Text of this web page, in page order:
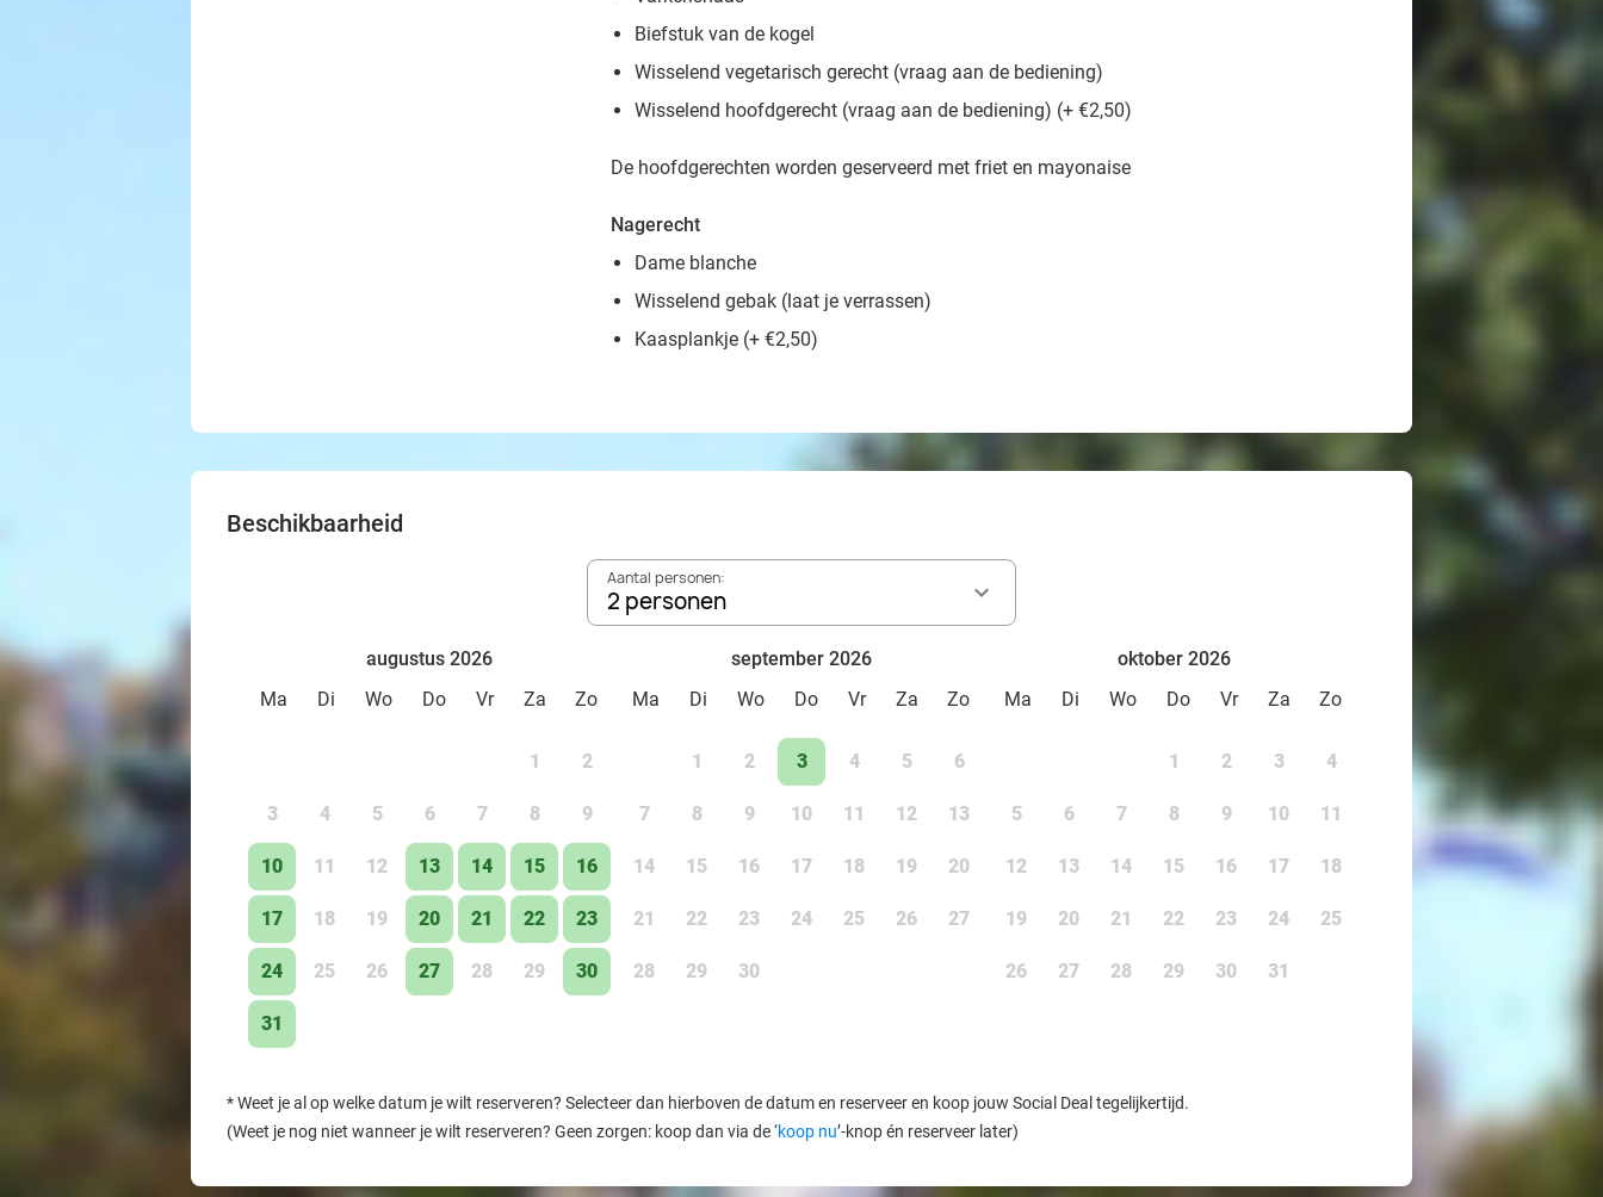
Biefstuk van de kogel
Wisselend vegetarisch gerecht (vraag aan de bediening)
Wisselend hoofdgerecht (vraag aan de bediening) (+ €2,50)
De hoofdgerechten worden geserveerd met friet en mayonaise
Nagerecht
Dame blanche
Wisselend gebak (laat je verrassen)
Kaasplankje (+ €2,50)
Beschikbaarheid
Aantal personen:
2 personen
augustus 2026
Ma
Di Wo Do Vr Za Zo
1 2
3 4 5 6 7 8 9
10 11 12 13 14 15 16
17 18 19 20 21 22 23
24 25 26 27 28 29 30
31
september 2026
Ma
Di Wo Do Vr Za Zo
1 2 3 4 5 6
7 8 9 10 11 12 13
14 15 16 17 18 19 20
21 22 23 24 25 26 27
28 29 30
oktober 2026
Ma
Di Wo Do Vr Za Zo
1 2 3 4
5 6 7 8 9 10 11
12 13 14 15 16 17 18
19 20 21 22 23 24 25
26 27 28 29 30 31
*Weet je al op welke datum je wilt reserveren? Selecteer dan hierboven de datum en reserveer en koop jouw Social Deal tegelijkertijd.
(Weet je nog niet wanneer je wilt reserveren? Geen zorgen: koop dan via de ‘koop nu’-knop én reserveer later)